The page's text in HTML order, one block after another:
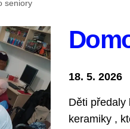
seniory
18. 5. 2026
Děti předaly
keramiky ,